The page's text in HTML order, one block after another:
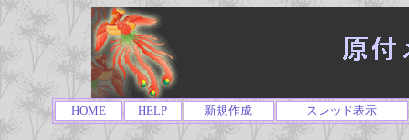
HOME HELP 新規作成 スレッド表示